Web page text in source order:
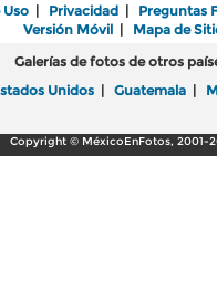
| Privacidad | Preguntas
Versión Móvil| Mapa de
Galerías de fotos de otros
Unidos | Guatemala |
Copyright © MéxicoEnFotos, 2001-